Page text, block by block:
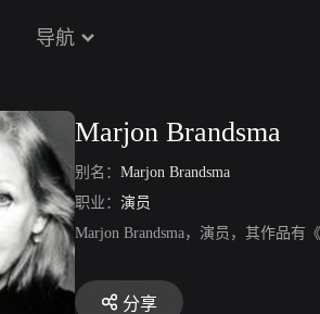
导航
Marjon Brandsma
别名： Marjon Brandsma
职业： 演员
Marjon Brandsma，演员，其作品有
分享